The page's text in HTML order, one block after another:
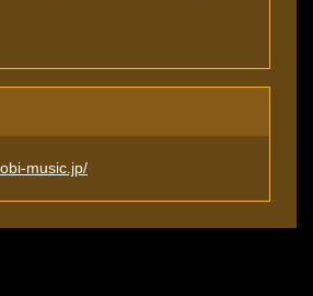
music.jp/